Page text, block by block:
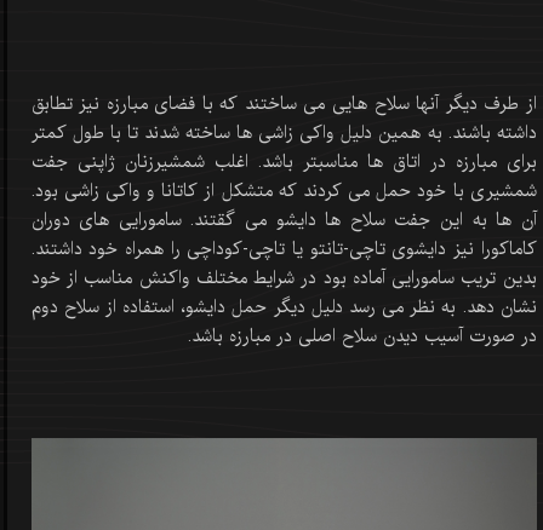
از طرف دیگر آنها سلاح هایی می ساختند که با فضای مبارزه نیز تطابق
داشته باشند. به همین دلیل واکی زاشی ها ساخته شدند تا با طول کمتر
برای مبارزه در اتاق ها مناسبتر باشد. اغلب شمشیرزنان ژاپنی جفت
شمشیری با خود حمل می کردند که متشکل از کاتانا و واکی زاشی بود.
آن ها به این جفت سلاح ها دایشو می گقتند. سامورایی های دوران
کاماکورا نیز دایشوی تاچی-تانتو یا تاچی-کوداچی را همراه خود داشتند.
بدین تریب سامورایی آماده بود در شرایط مختلف واکنش مناسب از خود
نشان دهد. به نظر می رسد دلیل دیگر حمل دایشو، استفاده از سلاح دوم
در صورت آسیب دیدن سلاح اصلی در مبارزه باشد.